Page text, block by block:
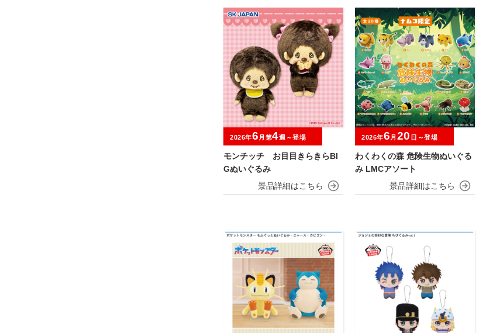
モンチッチ お目目きらきらBI
Gぬいぐるみ
2026年6 月第4週～登場
わくわくの森 危険生物ぬいぐる
み LMCアソート
2026年6 月 20 日～登場